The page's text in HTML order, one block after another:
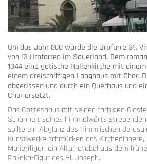
Um das Jahr 800 wurde die Urpfarre St.
von 13 Urpfarren im Sauerland. Dem
1344 eine gotische Hallenkirche mit
einem dreischiffigen Langhaus mit Chor.
abgerissen und durch ein Querhaus und
Chor ersetzt.
Das Gotteshaus mit seinen farbigen
Schönheit seines himmelwärts
sollte ein Abglanz des Himmlischen
Kunstwerke schmücken das
Marienfigur, ein Altarretabel aus dem
Rokoko-Figur des Hl. Joseph.